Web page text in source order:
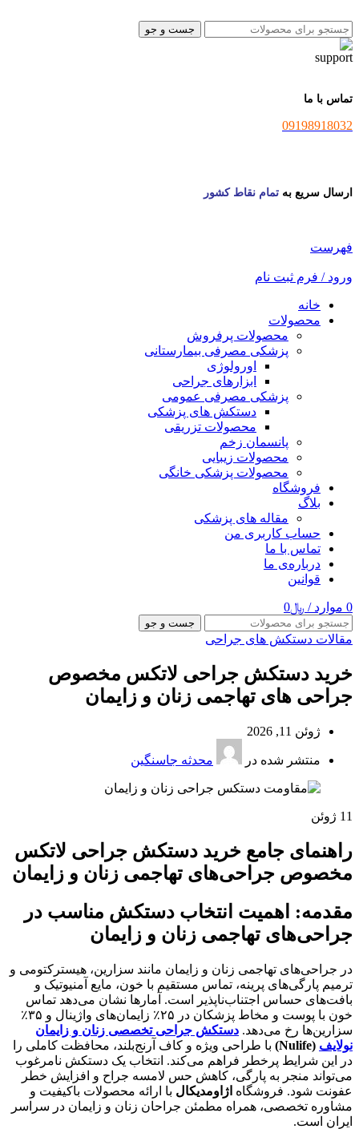
جست و جو
تماس با ما
09198918032
ارسال سریع به تمام نقاط کشور
فهرست
ورود / فرم ثبت نام
خانه
محصولات
محصولات پرفروش
پزشکی مصرفی بیمارستانی
اورولوژی
ابزارهای جراحی
پزشکی مصرفی عمومی
دستکش های پزشکی
محصولات تزریقی
پانسمان زخم
محصولات زیبایی
محصولات پزشکی خانگی
فروشگاه
بلاگ
مقاله های پزشکی
حساب کاربری من
تماس با ما
درباره‌ی ما
قوانین
0 موارد / ﷼0
جست و جو
مقالات دستکش های جراحی
خرید دستکش جراحی لاتکس مخصوص
جراحی های تهاجمی زنان و زایمان
ژوئن 11, 2026
منتشر شده در محدثه جاسنگین
11 ژوئن
راهنمای جامع خرید دستکش جراحی لاتکس
مخصوص جراحی‌های تهاجمی زنان و زایمان
مقدمه: اهمیت انتخاب دستکش مناسب در
جراحی‌های تهاجمی زنان و زایمان
در جراحی‌های تهاجمی زنان و زایمان مانند سزارین، هیسترکتومی و
ترمیم پارگی‌های پرینه، تماس مستقیم با خون، مایع آمنیوتیک و
بافت‌های حساس اجتناب‌ناپذیر است. آمارها نشان می‌دهد تماس
خون با پوست و مخاط پزشکان در ۲۵٪ زایمان‌های واژینال و ۳۵٪
سزارین‌ها رخ می‌دهد. دستکش جراحی تخصصی زنان و زایمان
نولایف (Nulife)
با طراحی ویژه و کاف آرنج‌بلند، محافظت کاملی را
در این شرایط پرخطر فراهم می‌کند. انتخاب یک دستکش نامرغوب
می‌تواند منجر به پارگی، کاهش حس لامسه جراح و افزایش خطر
عفونت شود. فروشگاه اژاومدیکال با ارائه محصولات باکیفیت و
مشاوره تخصصی، همراه مطمئن جراحان زنان و زایمان در سراسر
ایران است.